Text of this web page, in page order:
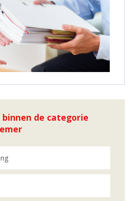
de categorie